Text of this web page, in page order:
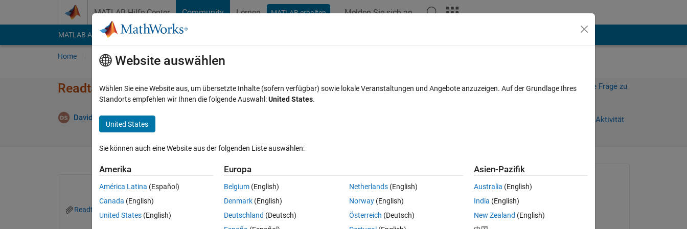
MATLAB Hilfe-Center Community Lernen MATLAB erhalten Melden Sie sich an
MATLAB Answers File Exchange Cody
Home Fragen Antworten Durchsuchen
Readtable function reads the return of CRSP data as cell array
David Schaefer 11 Okt. 2019
Melden Sie sich an, um diese Frage zu
Anmelden, um Aktivität
0 Stimmen
Readtable.PNG
David Schaefer
am 11 Okt. 2019
Website auswählen
Wählen Sie eine Website aus, um übersetzte Inhalte (sofern verfügbar) sowie lokale Veranstaltungen und Angebote anzuzeigen. Auf der Grundlage Ihres
Standorts empfehlen wir Ihnen die folgende Auswahl:United States.
United States
Sie können auch eine Website aus der folgenden Liste auswählen:
Amerika
América Latina (Español)
Canada (English)
United States (English)
Europa
Belgium (English)
Denmark (English)
Deutschland (Deutsch)
Netherlands(English)
Norway(English)
Österreich (Deutsch)
Asien-Pazifik
Australia (English)
India (English)
New Zealand (English)